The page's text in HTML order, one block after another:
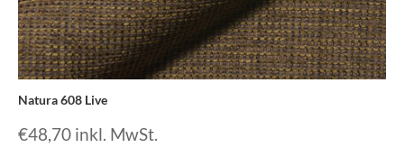
Natura 608 Live
€48,70 inkl. MwSt.